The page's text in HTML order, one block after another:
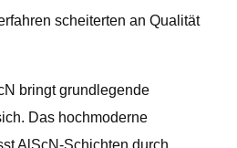
scheiterten an Qualität
bringt grundlegende
Das hochmoderne
AlScN-Schichten durch